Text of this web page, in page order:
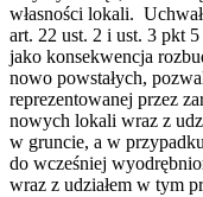
własności lokali.
art. 22 ust. 2 i ust. 3 pkt
jako konsekwencja
nowo powstałych,
reprezentowanej przez
nowych lokali wraz z
w gruncie, a w
do wcześniej
wraz z udziałem w tym